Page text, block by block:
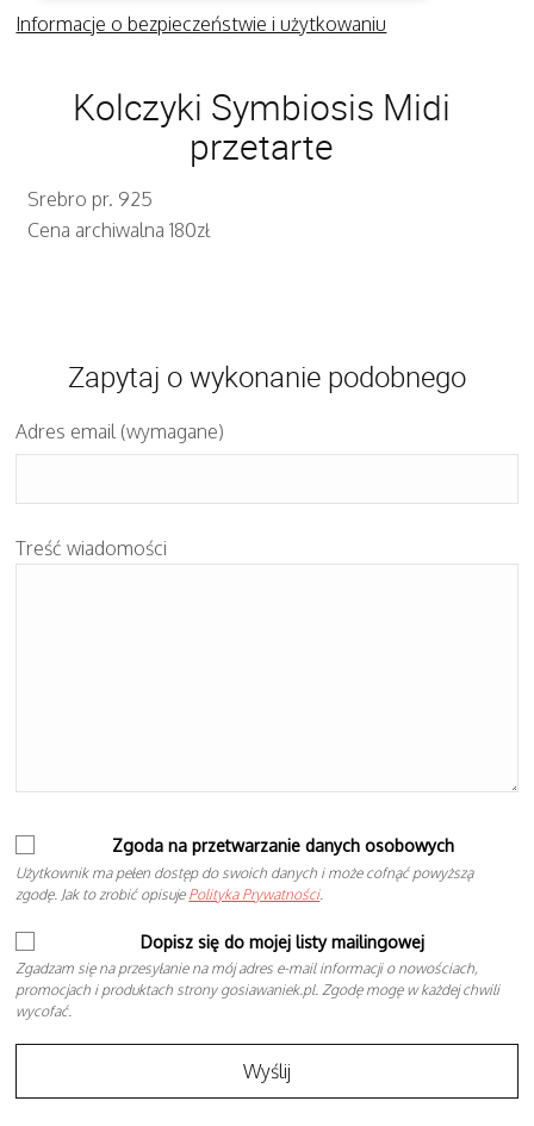
Informacje o bezpieczeństwie i użytkowaniu
Kolczyki Symbiosis Midi
przetarte
Srebro pr. 925
Cena archiwalna 180zł
Zapytaj o wykonanie podobnego
Adres email (wymagane)
Treść wiadomości
Zgoda na przetwarzanie danych osobowych
Użytkownik ma pełen dostęp do swoich danych i może cofnąć powyższą
zgodę. Jak to zrobić opisuje Polityka Prywatności.
Dopisz się do mojej listy mailingowej
Zgadzam się na przesyłanie na mój adres e-mail informacji o nowościach,
promocjach i produktach strony gosiawaniek.pl. Zgodę mogę w każdej chwili
wycofać.